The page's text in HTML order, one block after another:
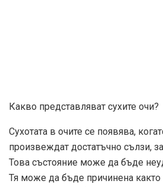
Какво представляват сухите очи?
Сухотата в очите се появява,
произвеждат достатъчно сълзи,
Това състояние може да бъде
Тя може да бъде причинена както